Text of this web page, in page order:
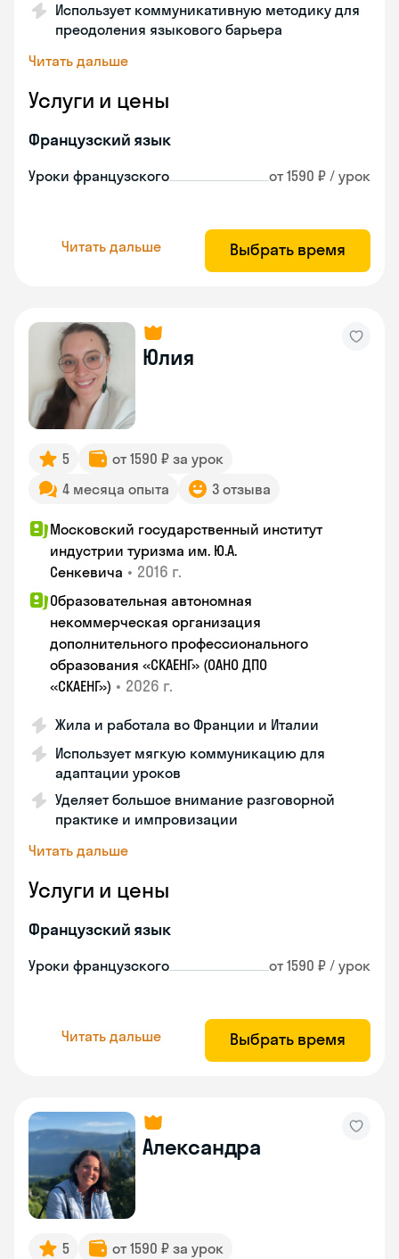
Использует коммуникативную методику для
преодоления языкового барьера
Читать дальше
Услуги и цены
Французский язык
Уроки французского от 1590 ₽ / урок
Читать дальше Выбрать время
Юлия
5
от 1590 ₽ за урок
4 месяца опыта
3 отзыва
Московский государственный институт
индустрии туризма им. Ю.А.
Сенкевича • 2016 г.
Образовательная автономная
некоммерческая организация
дополнительного профессионального
образования «СКАЕНГ» (ОАНО ДПО
«СКАЕНГ») • 2026 г.
Жила и работала во Франции и Италии
Использует мягкую коммуникацию для
адаптации уроков
Уделяет большое внимание разговорной
практике и импровизации
Читать дальше
Услуги и цены
Французский язык
Уроки французского от 1590 ₽ / урок
Читать дальше Выбрать время
Александра
5
от 1590 ₽ за урок